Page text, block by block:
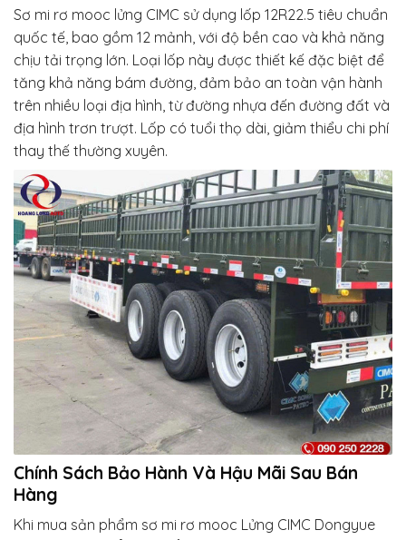
Sơ mi rơ mooc lửng CIMC sử dụng lốp 12R22.5 tiêu chuẩn
quốc tế, bao gồm 12 mảnh, với độ bền cao và khả năng
chịu tải trọng lớn. Loại lốp này được thiết kế đặc biệt để
tăng khả năng bám đường, đảm bảo an toàn vận hành
trên nhiều loại địa hình, từ đường nhựa đến đường đất và
địa hình trơn trượt. Lốp có tuổi thọ dài, giảm thiểu chi phí
thay thế thường xuyên.
Chính Sách Bảo Hành Và Hậu Mãi Sau Bán
Hàng
Khi mua sản phẩm sơ mi rơ mooc Lửng CIMC Dongyue